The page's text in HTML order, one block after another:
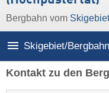
Bergbahn vom
Skigebiet/
Kontakt zu den